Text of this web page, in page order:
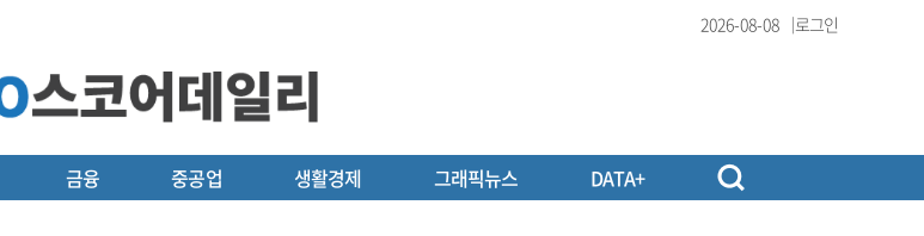
2026-08-08 로그인
금융 중공업 생활경제 그래픽뉴스 DATA+